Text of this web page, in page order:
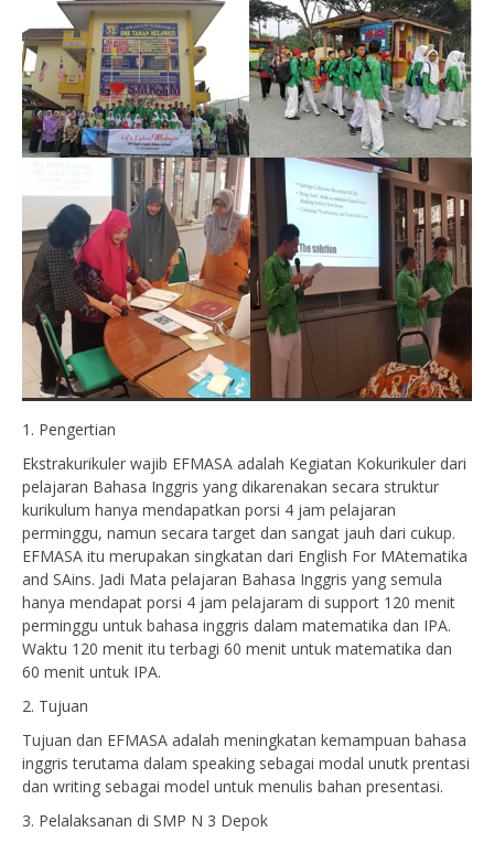
1. Pengertian
Ekstrakurikuler wajib EFMASA adalah Kegiatan Kokurikuler dari
pelajaran Bahasa Inggris yang dikarenakan secara struktur
kurikulum hanya mendapatkan porsi 4 jam pelajaran
perminggu, namun secara target dan sangat jauh dari cukup.
EFMASA itu merupakan singkatan dari English For MAtematika
and SAins. Jadi Mata pelajaran Bahasa Inggris yang semula
hanya mendapat porsi 4 jam pelajaram di support 120 menit
perminggu untuk bahasa inggris dalam matematika dan IPA.
Waktu 120 menit itu terbagi 60 menit untuk matematika dan
60 menit untuk IPA.
2. Tujuan
Tujuan dan EFMASA adalah meningkatan kemampuan bahasa
inggris terutama dalam speaking sebagai modal unutk prentasi
dan writing sebagai model untuk menulis bahan presentasi.
3. Pelalaksanan di SMP N 3 Depok